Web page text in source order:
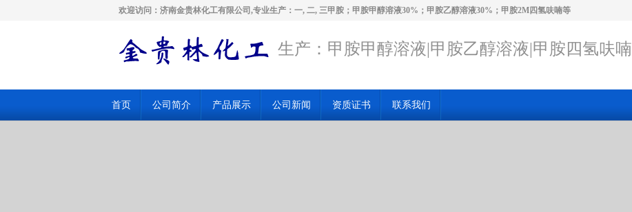
欢迎访问：济南金贵林化工有限公司,专业生产：一, 二, 三甲胺；甲胺甲醇溶液30%；甲胺乙醇溶液30%；甲胺2M四氢呋喃等
生产：甲胺甲醇溶液|甲胺乙醇溶液|甲胺四氢呋喃
首页 公司简介 产品展示 公司新闻 资质证书 联系我们